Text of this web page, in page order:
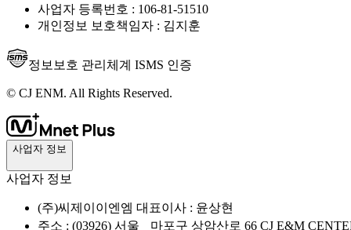
사업자 등록번호 : 106-81-51510
개인정보 보호책임자 : 김지훈
정보보호 관리체계 ISMS 인증
© CJ ENM. All Rights Reserved.
사업자 정보
사업자 정보
(주)씨제이이엔엠 대표이사 : 윤상현
주소 : (03926) 서울 마포구 상암산로 66 CJ E&M